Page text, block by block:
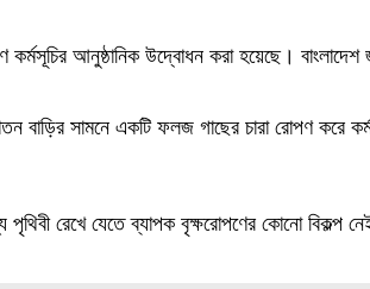
কর্মসূচির আনুষ্ঠানিক উদ্বোধন করা হয়েছে।
বাড়ির সামনে একটি ফলজ গাছের চারা রোপণ করে
রেখে যেতে ব্যাপক বৃক্ষরোপণের কোনো বিকল্প